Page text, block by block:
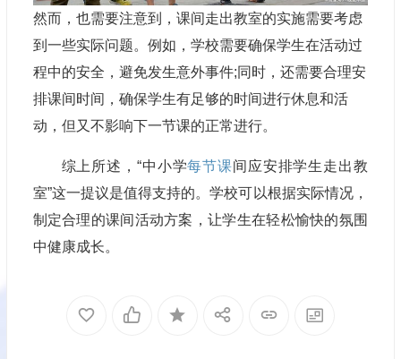
然而，也需要注意到，课间走出教室的实施需要考虑
到一些实际问题。例如，学校需要确保学生在活动过
程中的安全，避免发生意外事件;同时，还需要合理安
排课间时间，确保学生有足够的时间进行休息和活
动，但又不影响下一节课的正常进行。
综上所述，“中小学每节课间应安排学生走出教
室”这一提议是值得支持的。学校可以根据实际情况，
制定合理的课间活动方案，让学生在轻松愉快的氛围
中健康成长。